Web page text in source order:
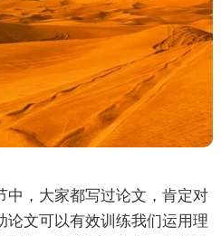
中，大家都写过论文，肯定对
论文可以有效训练我们运用理